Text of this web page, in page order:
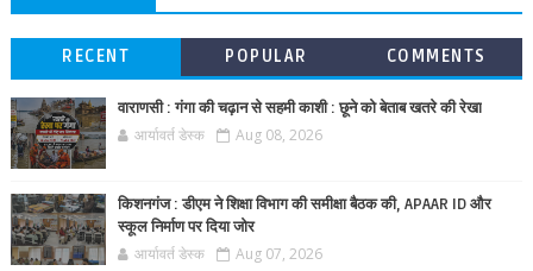
RECENT POPULAR COMMENTS
वाराणसी : गंगा की चढ़ान से सहमी काशी : छूने को बेताब खतरे की रेखा
आर्यावर्त डेस्क Aug 08, 2026
किशनगंज : डीएम ने शिक्षा विभाग की समीक्षा बैठक की, APAAR ID और
स्कूल निर्माण पर दिया जोर
आर्यावर्त डेस्क Aug 07, 2026